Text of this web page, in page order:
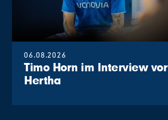
06.08.2026
Timo Horn im Interview vor
Hertha